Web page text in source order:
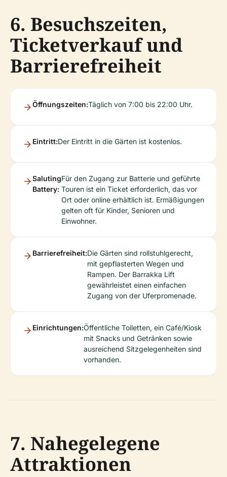
6. Besuchszeiten,
Ticketverkauf und
Barrierefreiheit
Öffnungszeiten:Täglich von 7:00 bis 22:00 Uhr.
Eintritt:Der Eintritt in die Gärten ist kostenlos.
Saluting
Battery:
Für den Zugang zur Batterie und geführte
Touren ist ein Ticket erforderlich, das vor
Ort oder online erhältlich ist. Ermäßigungen
gelten oft für Kinder, Senioren und
Einwohner.
Barrierefreiheit:Die Gärten sind rollstuhlgerecht,
mit gepflasterten Wegen und
Rampen. Der Barrakka Lift
gewährleistet einen einfachen
Zugang von der Uferpromenade.
Einrichtungen:Öffentliche Toiletten, ein Café/Kiosk
mit Snacks und Getränken sowie
ausreichend Sitzgelegenheiten sind
vorhanden.
7. Nahegelegene
Attraktionen